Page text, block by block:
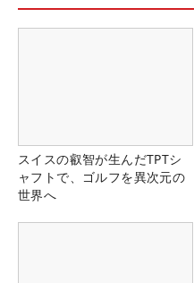
スイスの叡智が生んだTPTシ
ャフトで、ゴルフを異次元の
世界へ